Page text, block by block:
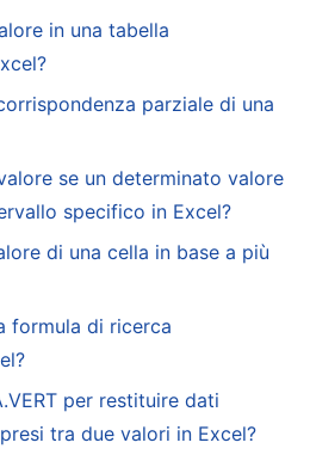
in una tabella
parziale di una
se un determinato valore
specifico in Excel?
di una cella in base a più
formula di ricerca
per restituire dati
tra due valori in Excel?